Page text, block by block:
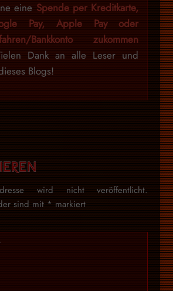
eine Spende per Kreditkarte,
Pay, Apple Pay oder
Bankkonto zukommen
Dank an alle Leser und
Blogs!
wird nicht veröffentlicht.
sind mit * markiert